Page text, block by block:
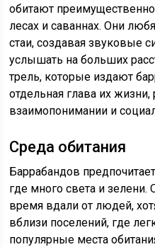
обитают
лесах и саваннах. Они
стаи, создавая звуковые
услышать на больших
трель, которые издают
отдельная глава их
взаимопонимании и
Среда обитания
Баррабандов
где много света и
время вдали от людей,
вблизи поселений, где
популярные места